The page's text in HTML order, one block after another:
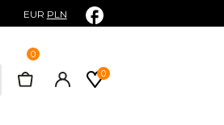
EUR PLN
0
0